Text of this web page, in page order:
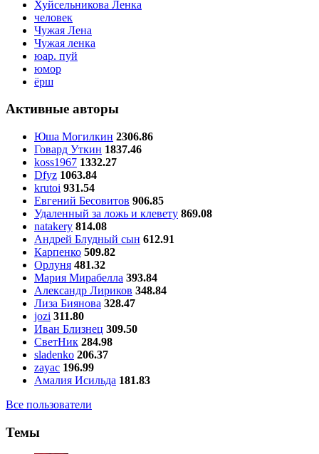
Хуйсельникова Ленка
человек
Чужая Лена
Чужая ленка
юар. пуй
юмор
ёрш
Активные авторы
Юша Могилкин 2306.86
Говард Уткин 1837.46
koss1967 1332.27
Dfyz 1063.84
krutoi 931.54
Евгений Бесовитов 906.85
Удаленный за ложь и клевету 869.08
natakery 814.08
Андрей Блудный сын 612.91
Карпенко 509.82
Орлуня 481.32
Мария Мирабелла 393.84
Александр Лириков 348.84
Лиза Биянова 328.47
jozi 311.80
Иван Близнец 309.50
СветНик 284.98
sladenko 206.37
zayac 196.99
Амалия Исильда 181.83
Все пользователи
Темы